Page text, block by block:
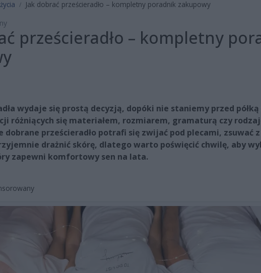
Jak dobrać prześcieradło – kompletny poradnik zakupowy
prześcieradło – kompletny
wydaje się prostą decyzją, dopóki nie staniemy przed półką
różniących się materiałem, rozmiarem, gramaturą czy
dobrane prześcieradło potrafi się zwijać pod plecami, zsuwać
drażnić skórę, dlatego warto poświęcić chwilę, aby
zapewni komfortowy sen na lata.